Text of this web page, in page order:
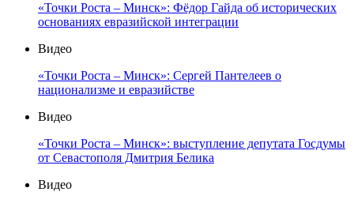
«Точки Роста – Минск»: Фёдор Гайда об исторических
основаниях евразийской интеграции
Видео
«Точки Роста – Минск»: Сергей Пантелеев о
национализме и евразийстве
Видео
«Точки Роста – Минск»: выступление депутата Госдумы
от Севастополя Дмитрия Белика
Видео